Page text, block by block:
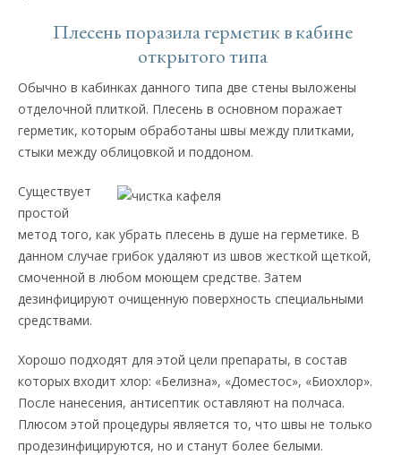
Плесень поразила герметик в кабине
открытого типа
Обычно в кабинках данного типа две стены выложены
отделочной плиткой. Плесень в основном поражает
герметик, которым обработаны швы между плитками,
стыки между облицовкой и поддоном.
Существует
простой
метод того, как убрать плесень в душе на герметике. В
данном случае грибок удаляют из швов жесткой щеткой,
смоченной в любом моющем средстве. Затем
дезинфицируют очищенную поверхность специальными
средствами.
Хорошо подходят для этой цели препараты, в состав
которых входит хлор: «Белизна», «Доместос», «Биохлор».
После нанесения, антисептик оставляют на полчаса.
Плюсом этой процедуры является то, что швы не только
продезинфицируются, но и станут более белыми.